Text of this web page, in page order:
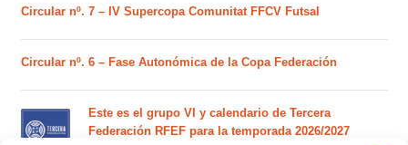
Circular nº. 7 – IV Supercopa Comunitat FFCV Futsal
Circular nº. 6 – Fase Autonómica de la Copa Federación
Este es el grupo VI y calendario de Tercera
Federación RFEF para la temporada 2026/2027